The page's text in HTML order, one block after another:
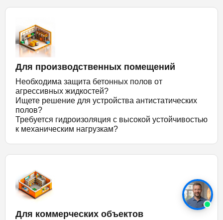
Для производственных помещений
Необходима защита бетонных полов от
агрессивных жидкостей?
Ищете решение для устройства антистатических
полов?
Требуется гидроизоляция с высокой устойчивостью
к механическим нагрузкам?
Для коммерческих объектов